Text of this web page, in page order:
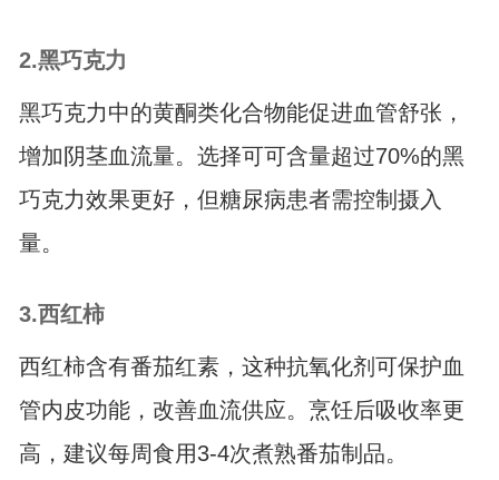
2.黑巧克力
黑巧克力中的黄酮类化合物能促进血管舒张，
增加阴茎血流量。选择可可含量超过70%的黑
巧克力效果更好，但糖尿病患者需控制摄入
量。
3.西红柿
西红柿含有番茄红素，这种抗氧化剂可保护血
管内皮功能，改善血流供应。烹饪后吸收率更
高，建议每周食用3-4次煮熟番茄制品。